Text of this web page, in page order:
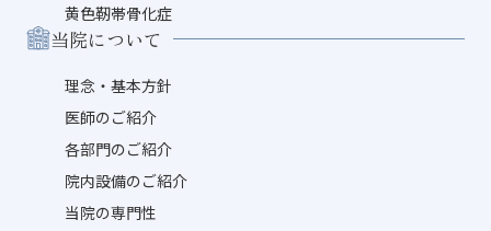
黄色靭帯骨化症
当院について
理念・基本方針
医師のご紹介
各部門のご紹介
院内設備のご紹介
当院の専門性